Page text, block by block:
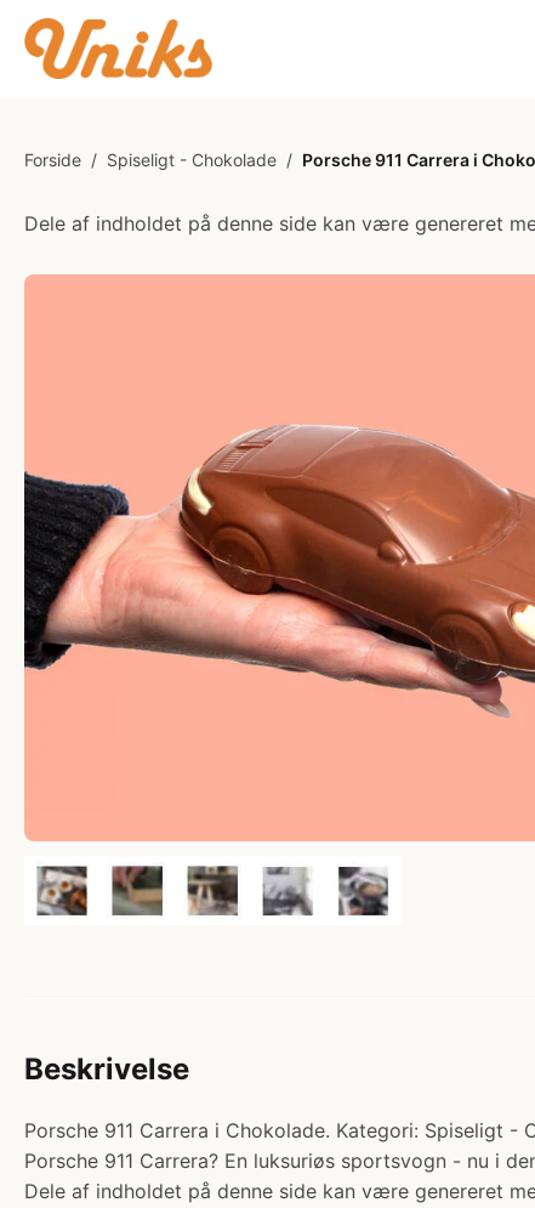
Forside / Spiseligt - Chokolade / Porsche 911 Carrera i
Dele af indholdet på denne side kan være genereret
Beskrivelse
Porsche 911 Carrera i Chokolade. Kategori: Spiseligt
Porsche 911 Carrera? En luksuriøs sportsvogn - nu i
Dele af indholdet på denne side kan være genereret